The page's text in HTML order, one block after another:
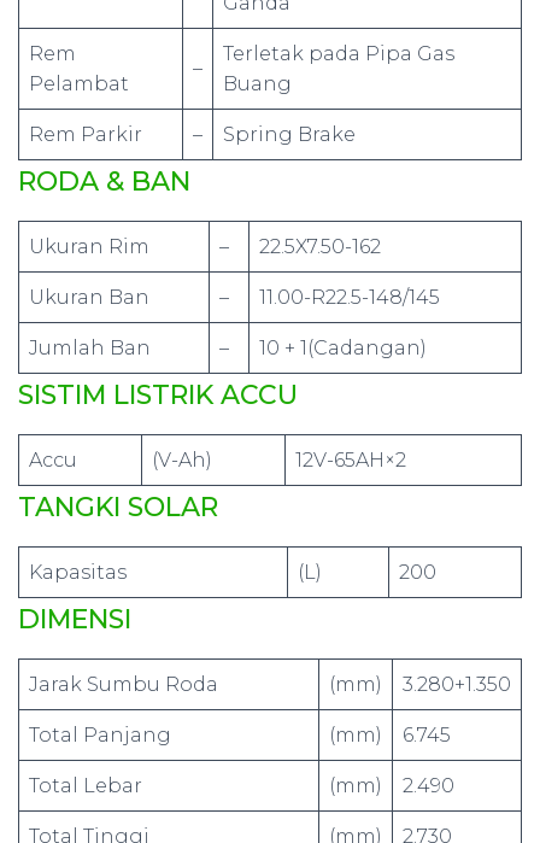
Rem
Pelambat
–
Terletak pada Pipa Gas
Buang
Rem Parkir – Spring Brake
RODA & BAN
Ukuran Rim – 22.5X7.50-162
Ukuran Ban – 11.00-R22.5-148/145
Jumlah Ban – 10 + 1(Cadangan)
SISTIM LISTRIK ACCU
Accu (V-Ah) 12V-65AH×2
TANGKI SOLAR
Kapasitas (L) 200
DIMENSI
Jarak Sumbu Roda (mm) 3.280+1.350
Total Panjang (mm) 6.745
Total Lebar (mm) 2.490
Total Tinggi (mm) 2.730